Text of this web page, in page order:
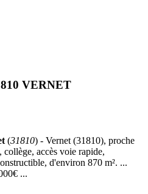
VERNET
(31810) - Vernet (31810), proche
collège, accès voie rapide,
d'environ 870 m². ...
...